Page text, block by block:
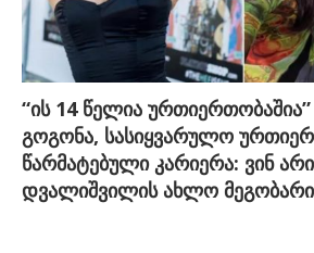
“ის 14 წელია
გოგონა, სასიყვარულო
წარმატებული კარიერა: ვინ
დვალიშვილის ახლო მეგობარი